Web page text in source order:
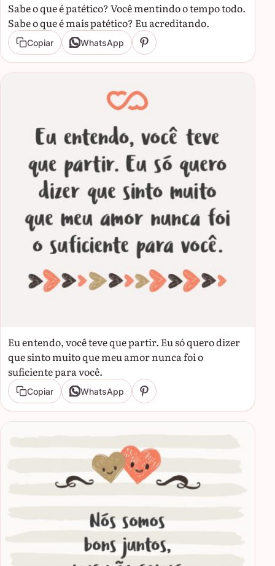
Sabe o que é patético? Você mentindo o tempo todo.
Sabe o que é mais patético? Eu acreditando.
Copiar WhatsApp
Eu entendo, você teve que partir. Eu só quero dizer
que sinto muito que meu amor nunca foi o
suficiente para você.
Copiar WhatsApp